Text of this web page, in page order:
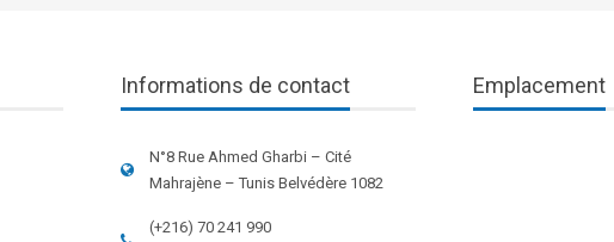
Informations de contact
N°8 Rue Ahmed Gharbi – Cité
Mahrajène – Tunis Belvédère 1082
(+216) 70 241 990
Emplacement